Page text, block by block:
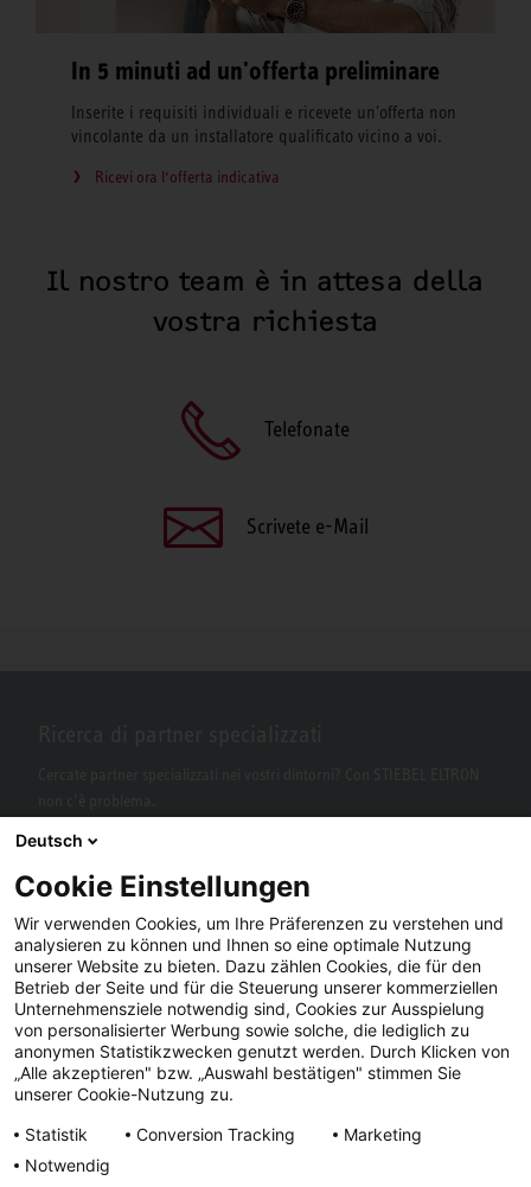
In 5 minuti ad un'offerta preliminare
Inserite i requisiti individuali e ricevete un'offerta non
vincolante da un installatore qualificato vicino a voi.
Ricevi ora l‘offerta indicativa
Il nostro team è in attesa della
vostra richiesta
Telefonate
Scrivete e-Mail
Facebook YouTube LinkedIn
Instagram
Deutsch
Cookie Einstellungen
Wir verwenden Cookies, um Ihre Präferenzen zu verstehen und
analysieren zu können und Ihnen so eine optimale Nutzung
unserer Website zu bieten. Dazu zählen Cookies, die für den
Betrieb der Seite und für die Steuerung unserer kommerziellen
Unternehmensziele notwendig sind, Cookies zur Ausspielung
von personalisierter Werbung sowie solche, die lediglich zu
anonymen Statistikzwecken genutzt werden. Durch Klicken von
„Alle akzeptieren" bzw. „Auswahl bestätigen" stimmen Sie
unserer Cookie-Nutzung zu.
Statistik
Conversion Tracking
Marketing
Notwendig